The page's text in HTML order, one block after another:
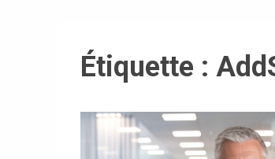
Étiquette :